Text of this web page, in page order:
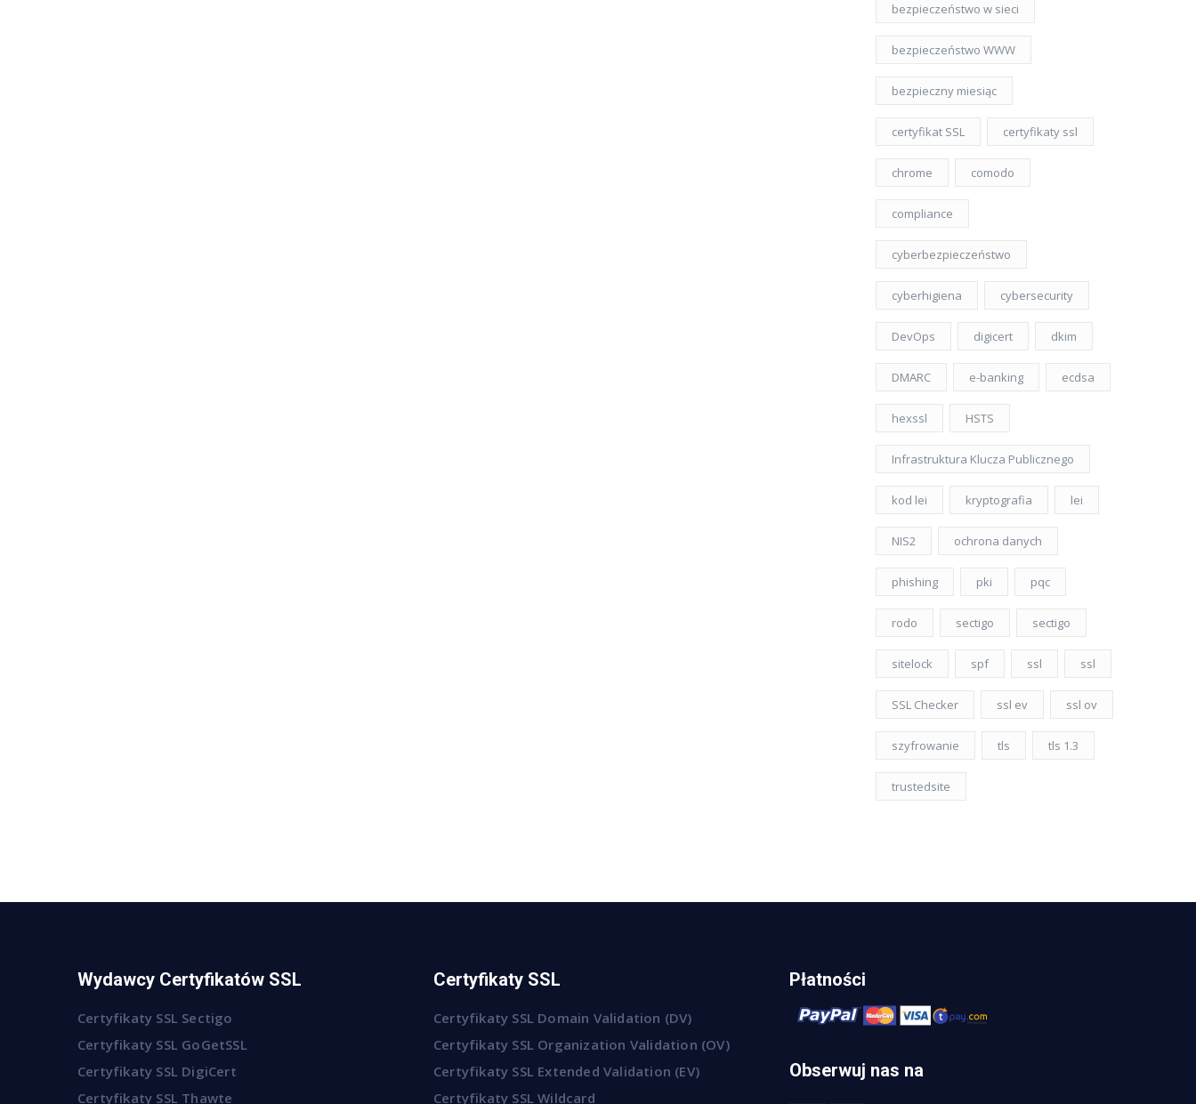
bezpieczeństwo w sieci
bezpieczeństwo WWW
bezpieczny miesiąc
certyfikat SSL certyfikaty ssl
chrome comodo
compliance
cyberbezpieczeństwo
cyberhigiena cybersecurity
DevOps digicert dkim
DMARC e-banking ecdsa
hexssl HSTS
Infrastruktura Klucza Publicznego
kod lei kryptografia lei
NIS2 ochrona danych
phishing pki pqc
rodo sectigo sectigo
sitelock spf ssl ssl
SSL Checker ssl ev ssl ov
szyfrowanie tls tls 1.3
trustedsite
Wydawcy Certyfikatów SSL
Certyfikaty SSL Sectigo
Certyfikaty SSL GoGetSSL
Certyfikaty SSL DigiCert
Certyfikaty SSL Thawte
Certyfikaty SSL
Certyfikaty SSL Domain Validation (DV)
Certyfikaty SSL Organization Validation (OV)
Certyfikaty SSL Extended Validation (EV)
Certyfikaty SSL Wildcard
Płatności
Obserwuj nas na